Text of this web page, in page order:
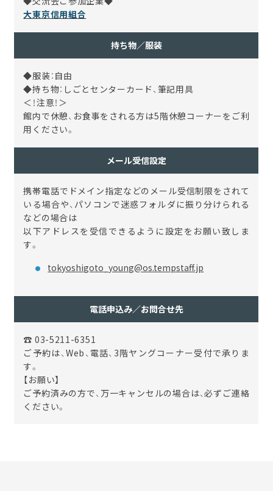
大東京信用組合
持ち物／服装
◆服装：自由
◆持ち物：しごとセンターカード、筆記用具
＜！注意！＞
館内で休憩、お食事をされる方は5階休憩コーナーをご利
用ください。
メール受信設定
携帯電話でドメイン指定などのメール受信制限をされて
いる場合や、パソコンで迷惑フォルダに振り分けられる
などの場合は
以下アドレスを受信できるように設定をお願い致しま
す。
tokyoshigoto_young@os.tempstaff.jp
電話申込み／お問合せ先
☎ 03-5211-6351
ご予約は、Web、電話、3階ヤングコーナー受付で承りま
す。
【お願い】
ご予約済みの方で、万一キャンセルの場合は、必ずご連絡
ください。